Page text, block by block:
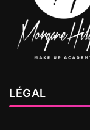
LÉGAL